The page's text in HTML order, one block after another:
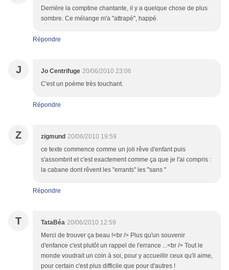
Derrière la comptine chantante, il y a quelque chose de plus
sombre. Ce mélange m'a "attrapé", happé.
Répondre
J Jo Centrifuge 20/06/2010 23:06
C'est un poème très touchant.
Répondre
Z zigmund 20/06/2010 19:59
ce texte commence comme un joli rêve d'enfant puis
s'assombrit et c'est exactement comme ça que je l'ai compris :
la cabane dont rêvent les "errants" les "sans "
Répondre
T TataBéa 20/06/2010 12:59
Merci de trouver ça beau !<br /> Plus qu'un souvenir
d'enfance c'est plutôt un rappel de l'errance ...<br /> Tout le
monde voudrait un coin à soi, pour y accueillir ceux qu'il aime,
pour certain c'est plus difficile que pour d'autres !